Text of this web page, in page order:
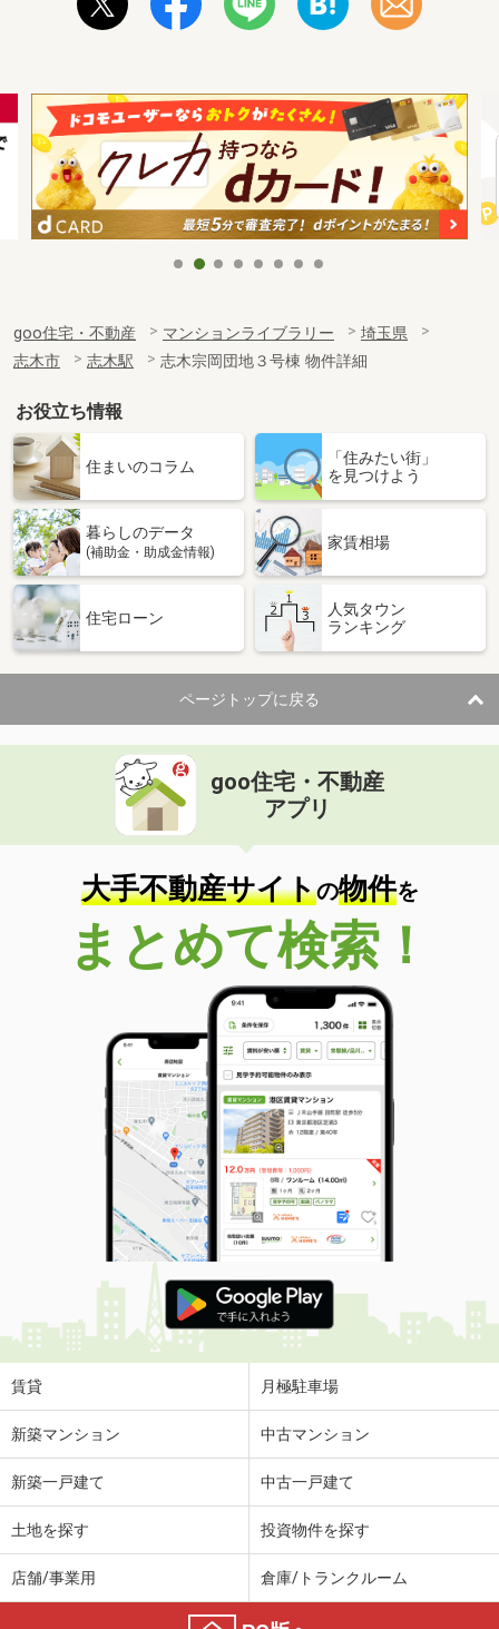
goo住宅・不動産 マンションライブラリー
埼玉県
志木市
志木駅 志木宗岡団地３号棟 物件詳細
お役立ち情報
住まいのコラム
「住みたい街」
を見つけよう
暮らしのデータ
(補助金・助成金情報)
家賃相場
住宅ローン
人気タウン
ランキング
ページトップに戻る
goo住宅・不動産
アプリ
大手不動産サイトの物件を
まとめて検索！
賃貸 月極駐車場
新築マンション 中古マンション
新築一戸建て 中古一戸建て
土地を探す 投資物件を探す
店舗/事業用 倉庫/トランクルーム